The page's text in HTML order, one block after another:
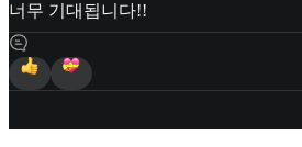
너무 기대됩니다!!